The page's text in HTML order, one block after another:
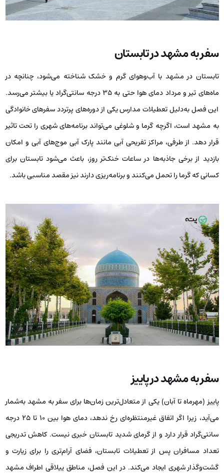
سفر به مشهد در تابستان
تابستان در مشهد با آب‌وهوای گرم و خشک شناخته می‌شود، چنانچه در
ماه‌های تیر و مرداد دمای هوا حتی به ۳۵ درجه سانتی‌گراد یا بیشتر می‌رسد.
این فصل به‌دلیل تعطیلات مدارس یکی از دوره‌های پرتردد سفرهای خانوادگی
به مشهد است، اگرچه گرما و شلوغی می‌تواند برنامه‌های شهری را تحت تاثیر
قرار دهد. از طرفی، مراکز تفریحی آبی مانند پارک آبی موج‌های آبی و امکان
بازدید از برخی جاذبه‌ها در ساعات خنک‌تر روز، باعث می‌شود تابستان برای
کسانی که گرما را تحمل می‌کنند و برنامه‌ریزی دارند نیز مقصد مناسبی باشد.
سفر به مشهد در پاییز
پاییز (مهرماه تا آبان) یکی از متعادل‌ترین زمان‌ها برای سفر به مشهد به‌شمار
می‌آید، زیرا اگر اتفاق غیرمنتظره‌ای رخ ندهد، دمای هوا بین ۱۰ تا ۲۵ درجه
سانتی‌گراد قرار دارد و از گرمای شدید تابستان خبری نیست. کاهش تدریجی
تعداد مسافران پس از تعطیلات تابستان، فضای آرام‌تری را برای زیارت و
گشت‌وگذار شهری ایجاد می‌کند. در این فصل، مناطق ییلاقی اطراف مشهد